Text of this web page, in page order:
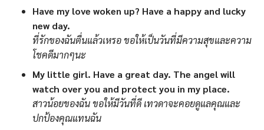
Have my love woken up? Have a happy and lucky
new day.
ที่รักของฉันตื่นแล้วเหรอ ขอให้เป็นวันที่มีความสุขและความ
โชคดีมากๆนะ
My little girl. Have a great day. The angel will
watch over you and protect you in my place.
สาวน้อยของฉัน ขอให้มีวันที่ดี เทวดาจะคอยดูแลคุณและ
ปกป้องคุณแทนฉัน